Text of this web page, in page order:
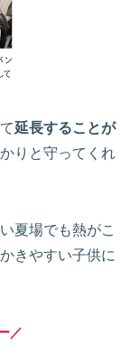
延長することが
りと守ってくれ
夏場でも熱がこ
きやすい子供に
／